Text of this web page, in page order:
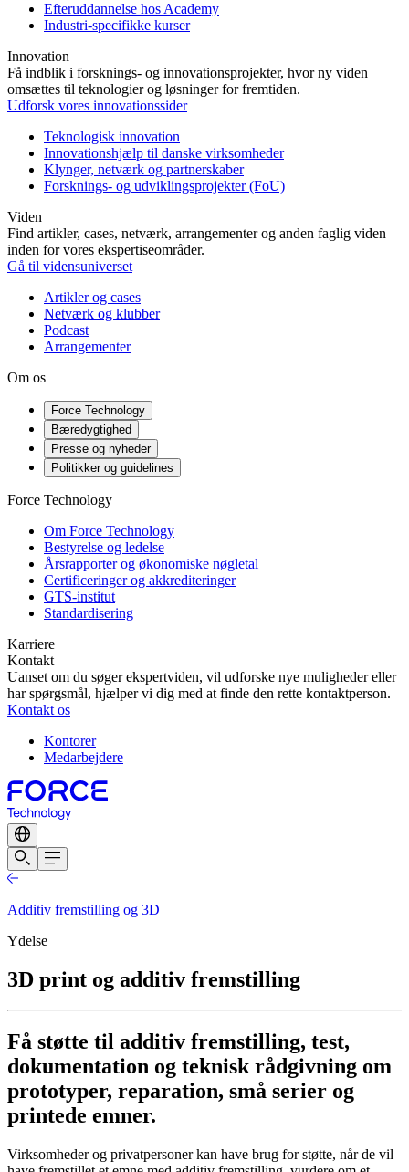
Efteruddannelse hos Academy
Industri-specifikke kurser
Innovation
Få indblik i forsknings- og innovationsprojekter, hvor ny viden
omsættes til teknologier og løsninger for fremtiden.
Udforsk vores innovationssider
Teknologisk innovation
Innovationshjælp til danske virksomheder
Klynger, netværk og partnerskaber
Forsknings- og udviklingsprojekter (FoU)
Viden
Find artikler, cases, netværk, arrangementer og anden faglig viden
inden for vores ekspertiseområder.
Gå til vidensuniverset
Artikler og cases
Netværk og klubber
Podcast
Arrangementer
Om os
Force Technology
Bæredygtighed
Presse og nyheder
Politikker og guidelines
Force Technology
Om Force Technology
Bestyrelse og ledelse
Årsrapporter og økonomiske nøgletal
Certificeringer og akkrediteringer
GTS-institut
Standardisering
Karriere
Kontakt
Uanset om du søger ekspertviden, vil udforske nye muligheder eller
har spørgsmål, hjælper vi dig med at finde den rette kontaktperson.
Kontakt os
Kontorer
Medarbejdere
Additiv fremstilling og 3D
Ydelse
3D print og additiv fremstilling
Få støtte til additiv fremstilling, test,
dokumentation og teknisk rådgivning om
prototyper, reparation, små serier og
printede emner.
Virksomheder og privatpersoner kan have brug for støtte, når de vil